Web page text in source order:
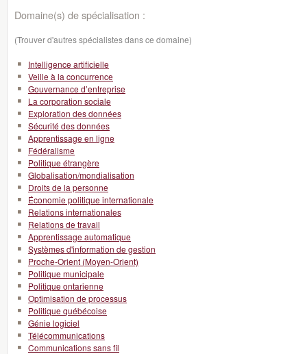
Domaine(s) de spécialisation :
(Trouver d'autres spécialistes dans ce domaine)
Intelligence artificielle
Veille à la concurrence
Gouvernance d’entreprise
La corporation sociale
Exploration des données
Sécurité des données
Apprentissage en ligne
Fédéralisme
Politique étrangère
Globalisation/mondialisation
Droits de la personne
Économie politique internationale
Relations internationales
Relations de travail
Apprentissage automatique
Systèmes d'information de gestion
Proche-Orient (Moyen-Orient)
Politique municipale
Politique ontarienne
Optimisation de processus
Politique québécoise
Génie logiciel
Télécommunications
Communications sans fil